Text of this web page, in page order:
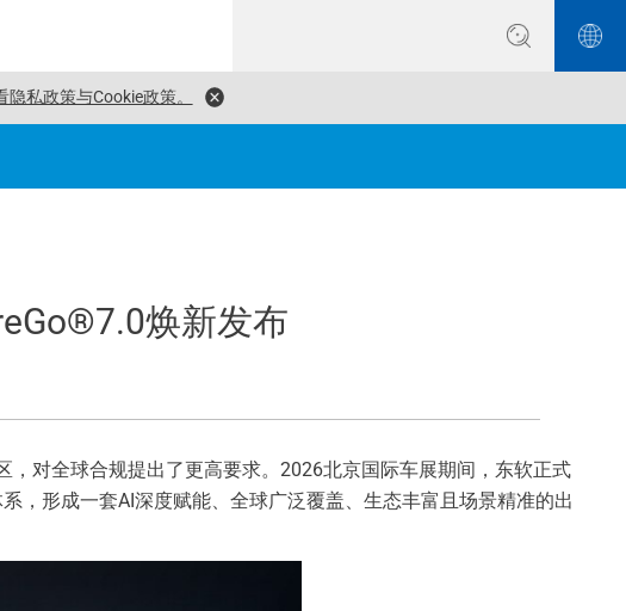
隐私政策与Cookie政策。
焕新发布
，对全球合规提出了更高要求。2026北京国际车展期间，东软正式
，形成一套AI深度赋能、全球广泛覆盖、生态丰富且场景精准的出